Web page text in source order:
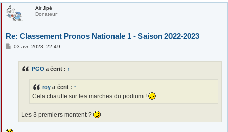
Air Jipé
Donateur
Re: Classement Pronos Nationale 1 - Saison 2022-2023
M03 avr. 2023, 22:49
PGO a écrit : ↑
roy a écrit : ↑
Cela chauffe sur les marches du podium !
Les 3 premiers montent ?